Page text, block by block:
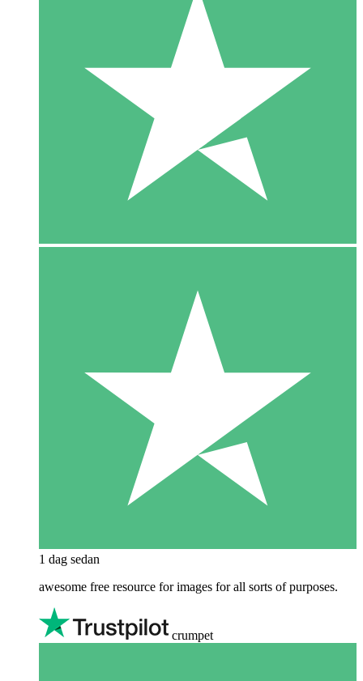
1 dag sedan
awesome free resource for images for all sorts of purposes.
crumpet